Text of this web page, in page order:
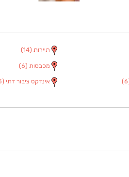
תיירות (14)
מכבסות (6)
אינדקס ציבור דתי (5)